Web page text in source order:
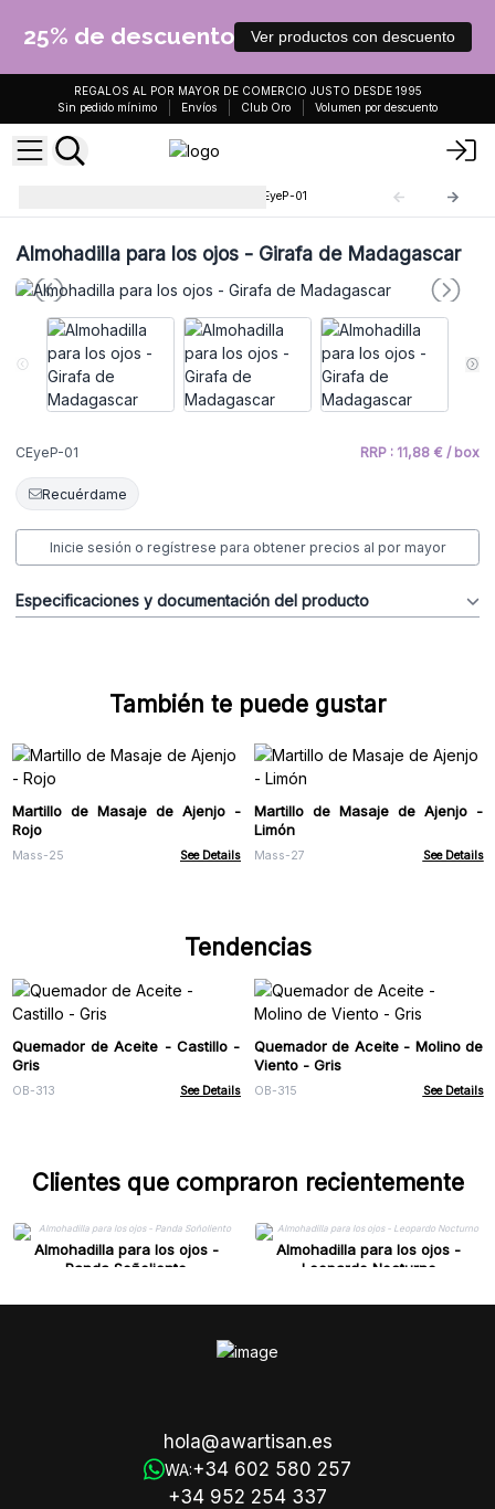
25% de descuento Ver productos con descuento
REGALOS AL POR MAYOR DE COMERCIO JUSTO DESDE 1995
Sin pedido mínimo
Envíos Club Oro Volumen por descuento
CEyeP-01
Almohadilla para los ojos - Girafa de Madagascar
CEyeP-01 RRP : 11,88 € / box
Recuérdame
Inicie sesión o regístrese para obtener precios al por mayor
Especificaciones y documentación del producto
También te puede gustar
Martillo de Masaje de Ajenjo -
Rojo
Mass-25 See Details
Martillo de Masaje de Ajenjo -
Limón
Mass-27 See Details
Tendencias
Quemador de Aceite - Castillo -
Gris
OB-313 See Details
Quemador de Aceite - Molino de
Viento - Gris
OB-315 See Details
Clientes que compraron recientemente
Almohadilla para los ojos -
Panda Soñoliento
Almohadilla para los ojos -
Leopardo Nocturno
hola@awartisan.es
WA:+34 602 580 257
+34 952 254 337